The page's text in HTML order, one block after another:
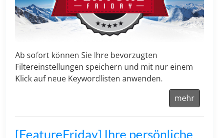
Ab sofort können Sie Ihre bevorzugten
Filtereinstellungen speichern und mit nur einem
Klick auf neue Keywordlisten anwenden.
mehr
[FeatureFriday] Ihre persönliche